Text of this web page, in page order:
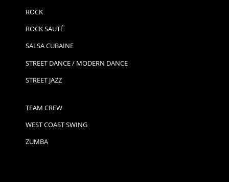
ROCK
ROCK SAUTÉ
SALSA CUBAINE
STREET DANCE / MODERN DANCE
STREET JAZZ
TEAM CREW
WEST COAST SWING
ZUMBA